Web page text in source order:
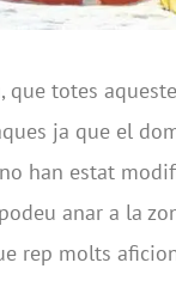
que totes
ja que el
han estat
anar a la
rep molts